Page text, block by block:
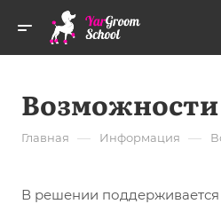
Возможности
Главная — Информация —
В решении